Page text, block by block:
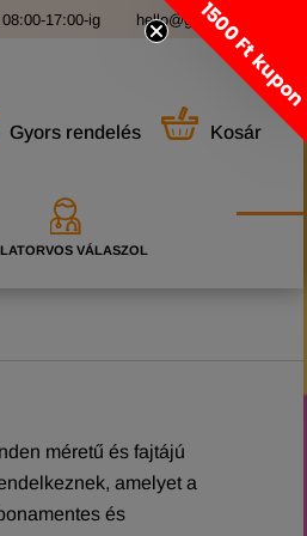
17:00-ig hello@grandopet.hu
Gyors rendelés Kosár
VÁLASZOL
méretű és fajtájú
amelyet a
és
1500 Ft